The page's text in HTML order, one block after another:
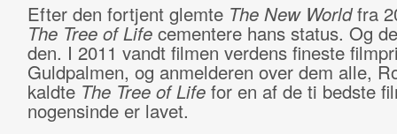
Efter den fortjent glemte The New Worldfra
The Tree of Lifecementere hans status. Og
den. I 2011 vandt filmen verdens fineste
Guldpalmen, og anmelderen over dem alle,
kaldte The Tree of Lifefor en af de ti bedste
nogensinde er lavet.